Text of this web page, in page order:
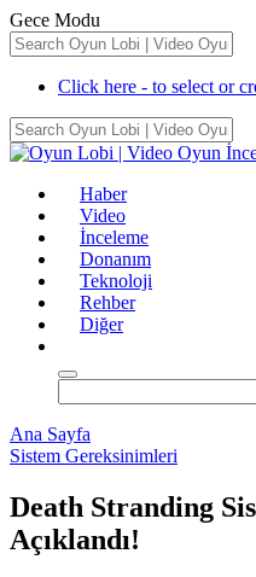
Gece Modu
Click here - to select or
Haber
Video
İnceleme
Donanım
Teknoloji
Rehber
Diğer
Ana Sayfa
Sistem Gereksinimleri
Death Stranding
Açıklandı!